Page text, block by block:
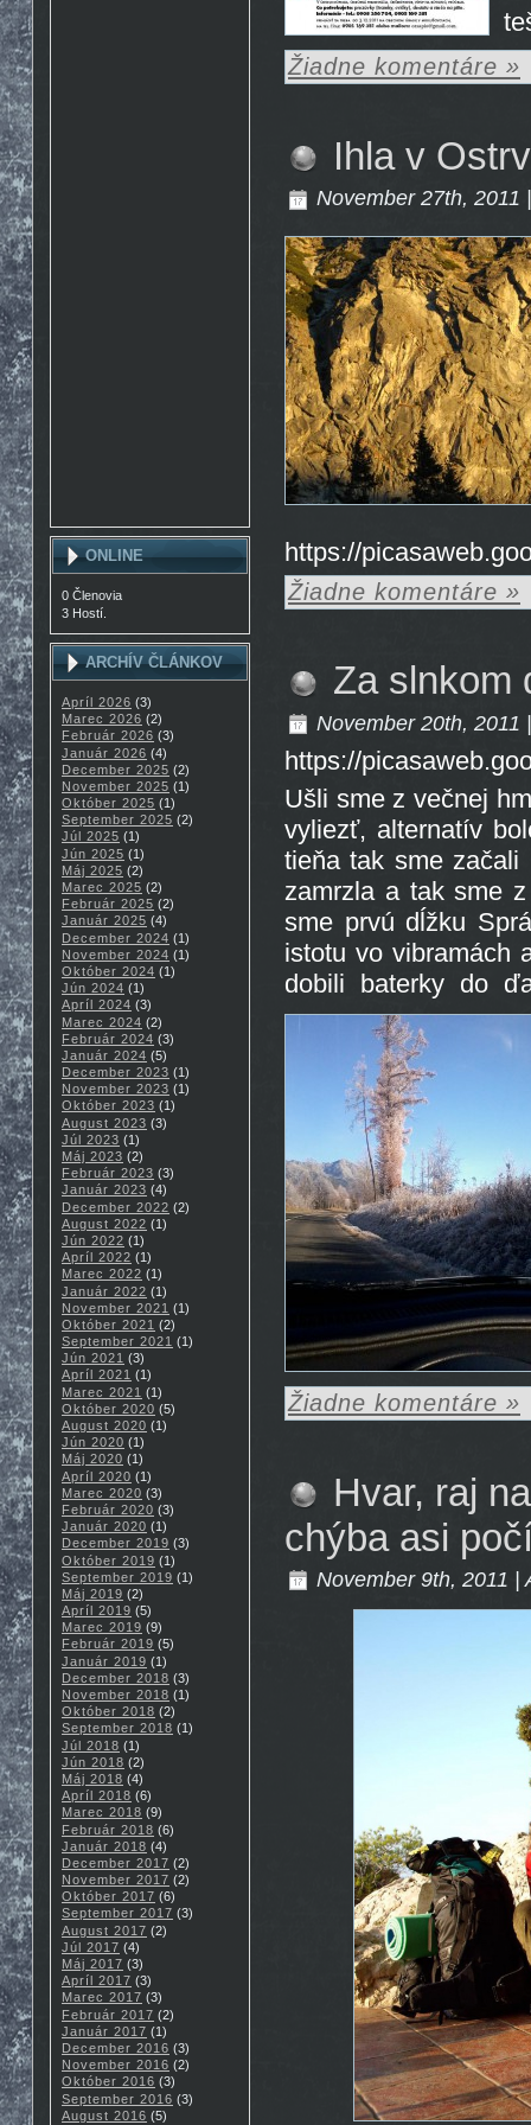
ONLINE
0 Členovia
3 Hostí.
ARCHÍV ČLÁNKOV
Apríl 2026 (3)
Marec 2026 (2)
Február 2026 (3)
Január 2026 (4)
December 2025 (2)
November 2025 (1)
Október 2025 (1)
September 2025 (2)
Júl 2025 (1)
Jún 2025 (1)
Máj 2025 (2)
Marec 2025 (2)
Február 2025 (2)
Január 2025 (4)
December 2024 (1)
November 2024 (1)
Október 2024 (1)
Jún 2024 (1)
Apríl 2024 (3)
Marec 2024 (2)
Február 2024 (3)
Január 2024 (5)
December 2023 (1)
November 2023 (1)
Október 2023 (1)
August 2023 (3)
Júl 2023 (1)
Máj 2023 (2)
Február 2023 (3)
Január 2023 (4)
December 2022 (2)
August 2022 (1)
Jún 2022 (1)
Apríl 2022 (1)
Marec 2022 (1)
Január 2022 (1)
November 2021 (1)
Október 2021 (2)
September 2021 (1)
Jún 2021 (3)
Apríl 2021 (1)
Marec 2021 (1)
Október 2020 (5)
August 2020 (1)
Jún 2020 (1)
Máj 2020 (1)
Apríl 2020 (1)
Marec 2020 (3)
Február 2020 (3)
Január 2020 (1)
December 2019 (3)
Október 2019 (1)
September 2019 (1)
Máj 2019 (2)
Apríl 2019 (5)
Marec 2019 (9)
Február 2019 (5)
Január 2019 (1)
December 2018 (3)
November 2018 (1)
Október 2018 (2)
September 2018 (1)
Júl 2018 (1)
Jún 2018 (2)
Máj 2018 (4)
Apríl 2018 (6)
Marec 2018 (9)
Február 2018 (6)
Január 2018 (4)
December 2017 (2)
November 2017 (2)
Október 2017 (6)
September 2017 (3)
August 2017 (2)
Júl 2017 (4)
Máj 2017 (3)
Apríl 2017 (3)
Marec 2017 (3)
Február 2017 (2)
Január 2017 (1)
December 2016 (3)
November 2016 (2)
Október 2016 (3)
September 2016 (3)
August 2016 (5)
Žiadne komentáre »
Ihla v
November 27th, 2011
https://
Žiadne komentáre »
Za slnkom
November 20th, 2011
https://
Ušli sme z večnej
vyliezť, alternatív
tieňa tak sme začali
zamrzla a tak sme
sme prvú dĺžku
istotu vo vibramách
dobili baterky do
Žiadne komentáre »
Hvar, raj
chýba asi
November 9th, 2011 |